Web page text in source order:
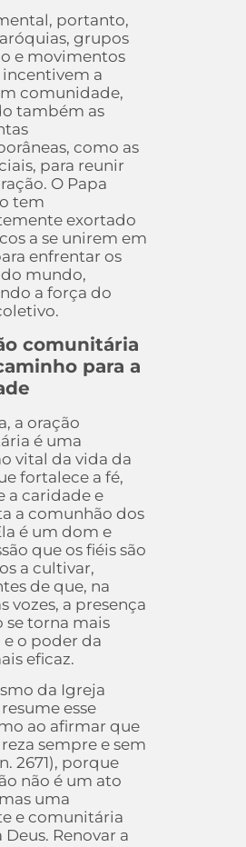
portanto,
grupos
e movimentos
incentivem a
comunidade,
também as
como as
para reunir
O Papa
tem
exortado
a se unirem em
enfrentar os
mundo,
a força do
comunitária
para a
a oração
é uma
vital da vida da
fortalece a fé,
a caridade e
a comunhão dos
é um dom e
que os fiéis são
a cultivar,
de que, na
vozes, a presença
se torna mais
o poder da
eficaz.
da Igreja
esse
ao afirmar que
sempre e sem
2671), porque
não é um ato
uma
e comunitária
Renovar a